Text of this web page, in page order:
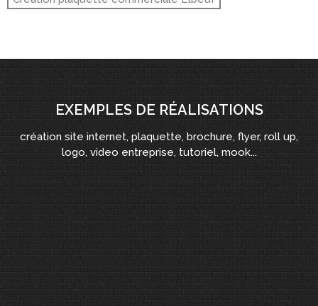
EXEMPLES DE RÉALISATIONS
création site internet, plaquette, brochure, flyer, roll up,
logo, video entreprise, tutoriel, mook...